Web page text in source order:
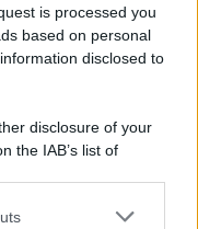
is processed you
based on personal
disclosed to
disclosure of your
the IAB’s list of
by us to third parties
dello sprint
aveva 87 anni. È morto
il Gp di Gran